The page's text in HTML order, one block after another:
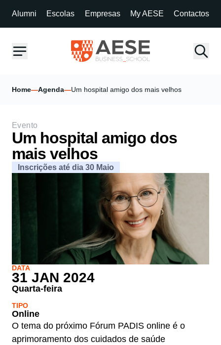
Alumni Escolas Empresas My AESE Contactos
Home—Agenda—Um hospital amigo dos mais velhos
Evento
Um hospital amigo dos
mais velhos
Inscrições até dia 30 Maio
DATA
31 JAN 2024
Quarta-feira
TIPO
Online
O tema do próximo Fórum PADIS online é o
aprimoramento dos cuidados de saúde